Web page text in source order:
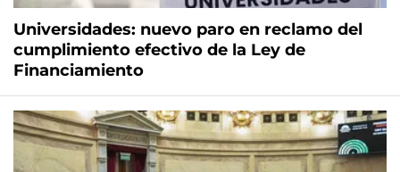
Universidades: nuevo paro en reclamo del
cumplimiento efectivo de la Ley de
Financiamiento